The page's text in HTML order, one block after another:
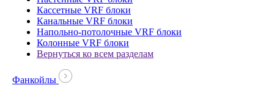
Кассетные VRF блоки
Канальные VRF блоки
Напольно-потолочные VRF блоки
Колонные VRF блоки
Вернуться ко всем разделам
Фанкойлы